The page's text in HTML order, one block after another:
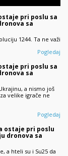
pri poslu sa
sa
1244. Ta ne važi
Pogledaj
pri poslu sa
sa
a nismo još
velike igrače ne
Pogledaj
ostaje pri poslu
dronova sa
a hteli su i Su25 da